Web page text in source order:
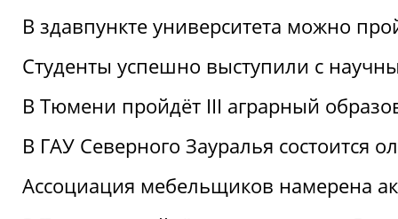
В здавпункте университета можно
Студенты успешно выступили с
В Тюмени пройдёт III аграрный
В ГАУ Северного Зауралья состоится
Ассоциация мебельщиков намерена